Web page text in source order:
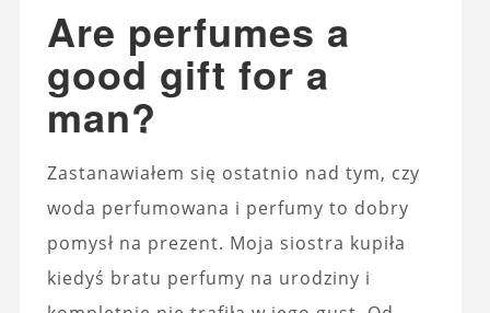
Are perfumes a
good gift for a
man?
Zastanawiałem się ostatnio nad tym, czy
woda perfumowana i perfumy to dobry
pomysł na prezent. Moja siostra kupiła
kiedyś bratu perfumy na urodziny i